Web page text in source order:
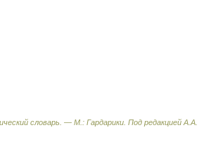
словарь. — М.: Гардарики Под редакцией А.А.